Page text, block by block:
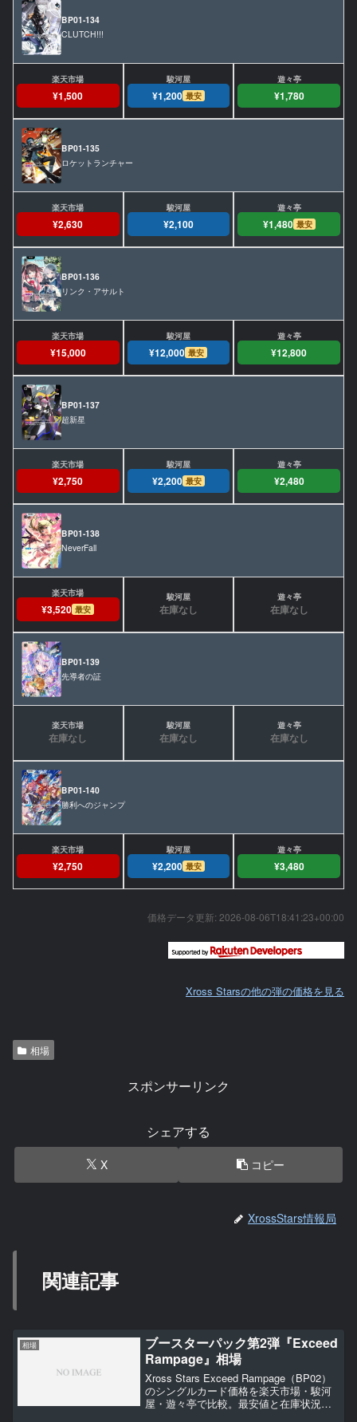
BP01-134
CLUTCH!!!
¥1,500 ¥1,200 最安 ¥1,780
BP01-135
ロケットランチャー
¥2,630 ¥2,100 ¥1,480 最安
BP01-136
リンク・アサルト
¥15,000 ¥12,000 最安 ¥12,800
BP01-137
超新星
¥2,750 ¥2,200 最安 ¥2,480
BP01-138
NeverFall
¥3,520 最安 在庫なし 在庫なし
BP01-139
先導者の証
在庫なし 在庫なし 在庫なし
BP01-140
勝利へのジャンプ
¥2,750 ¥2,200 最安 ¥3,480
価格データ更新: 2026-08-06T18:41:23+00:00
Xross Starsの他の弾の価格を見る
相場
スポンサーリンク
シェアする
X コピー
XrossStars情報局
関連記事
相場
ブースターパック第2弾『Exceed
Rampage』相場
Xross Stars Exceed Rampage（BP02）
のシングルカード価格を楽天市場・駿河
屋・遊々亭で比較。最安値と在庫状況を